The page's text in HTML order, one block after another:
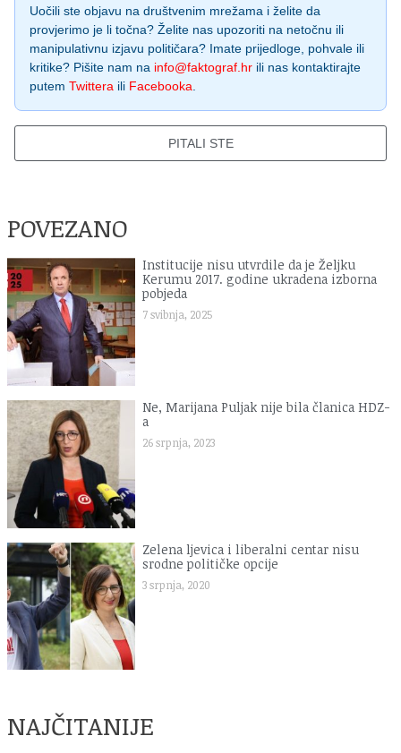
Uočili ste objavu na društvenim mrežama i želite da
provjerimo je li točna? Želite nas upozoriti na netočnu ili
manipulativnu izjavu političara? Imate prijedloge, pohvale ili
kritike? Pišite nam na info@faktograf.hr ili nas kontaktirajte
putem Twittera ili Facebooka.
PITALI STE
POVEZANO
Institucije nisu utvrdile da je Željku
Kerumu 2017. godine ukradena izborna
pobjeda
7 svibnja, 2025
Ne, Marijana Puljak nije bila članica HDZ-
a
26 srpnja, 2023
Zelena ljevica i liberalni centar nisu
srodne političke opcije
3 srpnja, 2020
NAJČITANIJE